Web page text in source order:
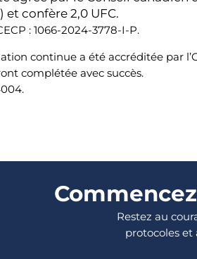
et confère 2,0 UFC.
: 1066-2024-3778-I-P.
continue a été accréditée par
complétée avec succès.
Restez au
protocoles